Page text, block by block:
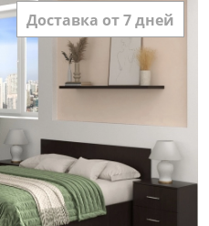
Доставка от 7 дней